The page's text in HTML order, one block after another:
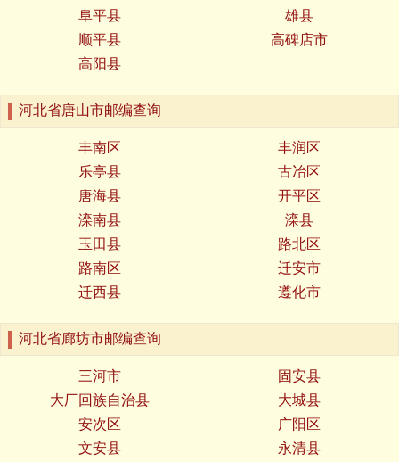
阜平县
雄县
顺平县
高碑店市
高阳县
河北省唐山市邮编查询
丰南区
丰润区
乐亭县
古冶区
唐海县
开平区
滦南县
滦县
玉田县
路北区
路南区
迁安市
迁西县
遵化市
河北省廊坊市邮编查询
三河市
固安县
大厂回族自治县
大城县
安次区
广阳区
文安县
永清县